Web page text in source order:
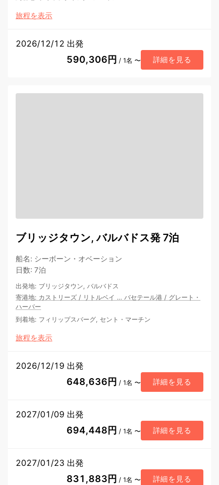
旅程を表示
2026/12/12 出発
590,306円 / 1名 〜 詳細を見る
ブリッジタウン, バルバドス発 7泊
船名: シーボーン・オベーション
日数: 7泊
出発地: ブリッジタウン, バルバドス
寄港地: カストリーズ / リトルベイ … バセテール港 / グレート・
ハーバー
到着地: フィリップスバーグ, セント・マーチン
旅程を表示
2026/12/19 出発
648,636円 / 1名 〜 詳細を見る
2027/01/09 出発
694,448円 / 1名 〜 詳細を見る
2027/01/23 出発
831,883円 / 1名 〜 詳細を見る